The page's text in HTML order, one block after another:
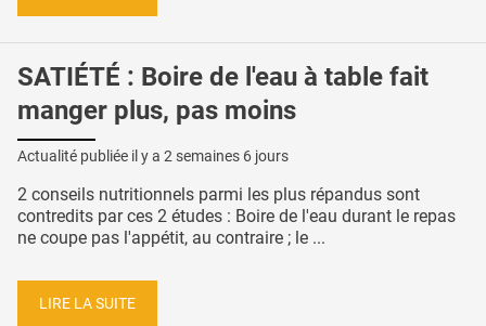
SATIÉTÉ : Boire de l'eau à table fait
manger plus, pas moins
Actualité publiée il y a 2 semaines 6 jours
2 conseils nutritionnels parmi les plus répandus sont
contredits par ces 2 études : Boire de l'eau durant le repas
ne coupe pas l'appétit, au contraire ; le ...
LIRE LA SUITE